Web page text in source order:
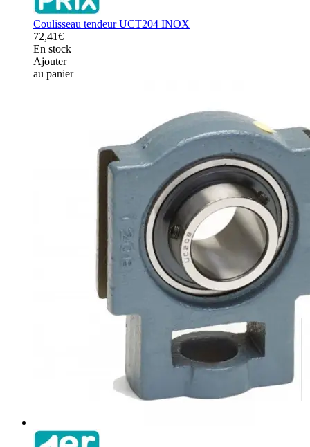
Coulisseau tendeur UCT204 INOX
72,41€
En stock
Ajouter
au panier